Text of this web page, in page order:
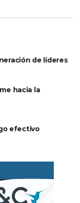
de líderes
hacia la
efectivo